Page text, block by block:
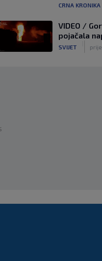
CRNA KRONIKA
VIDEO /
pojačala
SVIJET